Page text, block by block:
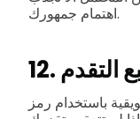
اهتمام جمهورك.
التقدم
باستخدام رمز